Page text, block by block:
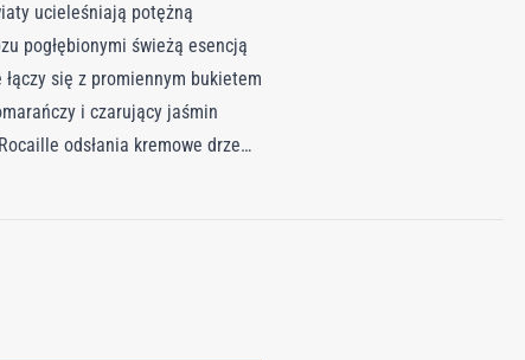
ucieleśniają potężną
pogłębionymi świeżą esencją
się z promiennym bukietem
i czarujący jaśmin
odsłania kremowe drzewo
wykracza poza zwykły
wielowarstwowej